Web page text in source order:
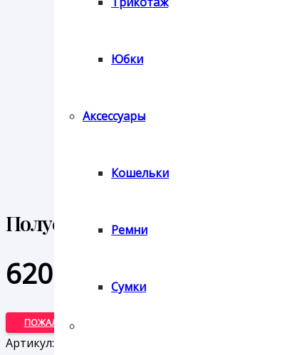
Юбки
Аксессуары
Кошельки
Ремни
Сумки
Полусапоги Tamaris
6200
ПОЖАЛУЙСТА, УКАЖИТЕ ЦВЕТ И РАЗМЕР ТОВАРА
Артикул: